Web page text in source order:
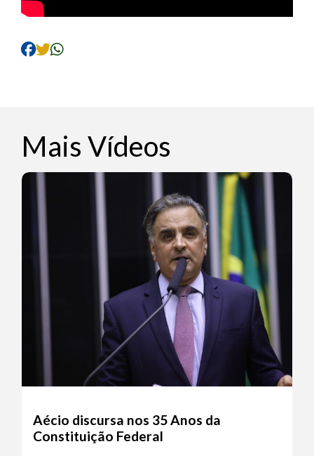
Mais Vídeos
Aécio discursa nos 35 Anos da
Constituição Federal